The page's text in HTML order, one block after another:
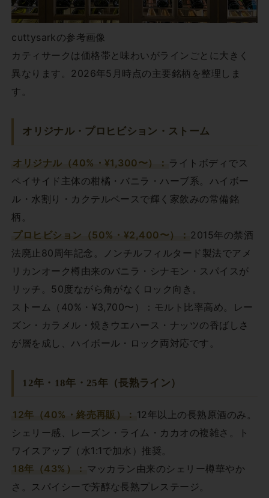
cuttysarkの参考画像
カティサークは価格帯と味わいがラインごとに大きく
異なります。2026年5月時点の主要銘柄を整理しま
す。
オリジナル・プロヒビション・ストーム
オリジナル（40%・¥1,300〜）： ライトボディでス
ペイサイド主体の柑橘・バニラ・ハーブ系。ハイボー
ル・水割り・カクテルベースで輝く家飲みの常備銘
柄。
プロヒビション（50%・¥2,400〜）： 2015年の禁酒
法廃止80周年記念。ノンチルフィルタード製法でアメ
リカンオーク樽由来のバニラ・シナモン・スパイスが
リッチ。50度ながら角がなくロック向き。
ストーム（40%・¥3,700〜）：モルト比率高め。レー
ズン・カラメル・焼きウエハース・ナッツの香ばしさ
が層を成し、ハイボール・ロック両対応です。
12年・18年・25年（長熟ライン）
12年（40%・終売再販）： 12年以上の長熟原酒のみ。
シェリー感、レーズン・ライム・カカオの複雑さ。ト
ワイスアップ（水1:1で加水）推奨。
18年（43%）： マッカラン由来のシェリー樽華やか
さ。スパイシーで芳醇な長熟プレステージ。